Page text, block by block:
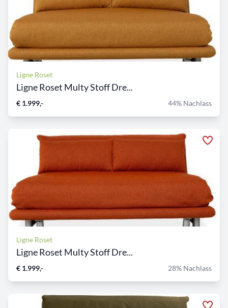
Ligne Roset
Ligne Roset Multy Stoff Dre...
€ 1.999,- 44% Nachlass
Ligne Roset
Ligne Roset Multy Stoff Dre...
€ 1.999,- 28% Nachlass